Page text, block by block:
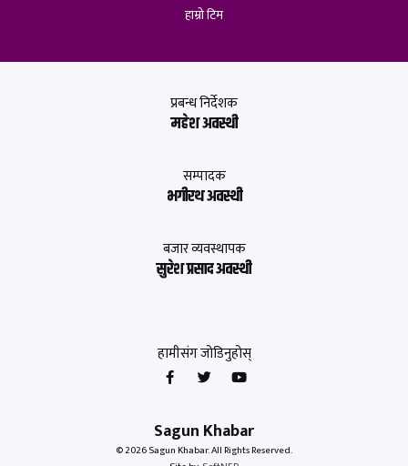
हाम्रो टिम
Sagun Khabar
© 2026 Sagun Khabar. All Rights Reserved.
प्रबन्ध निर्देशक
महेश अवस्थी
सम्पादक
भगीरथ अवस्थी
बजार व्यवस्थापक
सुरेश प्रसाद अवस्थी
हामीसंग जोडिनुहोस्